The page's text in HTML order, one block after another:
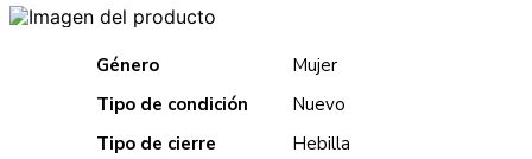
Género
Mujer
Tipo de condición
Nuevo
Tipo de cierre
Hebilla